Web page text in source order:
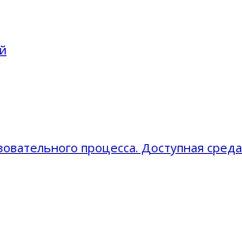
процеcса. Доступная среда